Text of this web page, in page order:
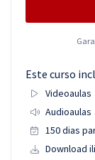
Este curso
Videoaulas
Audioaulas
150 dias
Download